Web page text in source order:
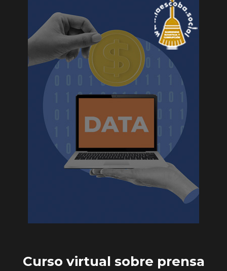
Curso virtual sobre prensa